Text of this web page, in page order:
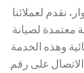
نقدم لعملائنا
معتمدة لصيانة
وهذه الخدمة
على رقم